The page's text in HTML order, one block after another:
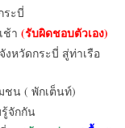
ระบี่
ช้า (รับผิดชอบตัวเอง)
หวัดกระบี่ สู่ท่าเรือ
ชน ( พักเต็นท์)
จักกัน